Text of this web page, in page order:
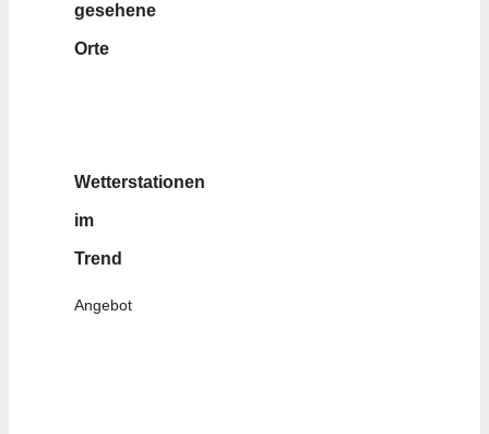
gesehene
Orte
Wetterstationen
im
Trend
Angebot